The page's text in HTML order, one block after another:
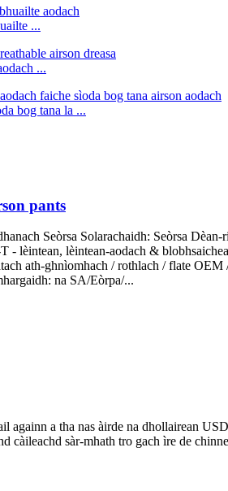
...
...
bog tana la ...
pants
Seòrsa Solarachaidh: Seòrsa
- lèintean, lèintean-aodach &
ath-ghnìomhach / rothlach / flate
na SA/Eòrpa/...
a tha nas àirde na dhollairean
càileachd sàr-mhath tro gach ìre de